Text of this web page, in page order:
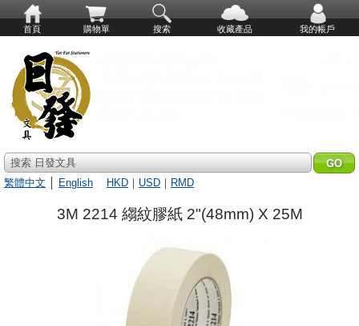
首頁 購物單 搜索 收藏產品 我的帳戶
搜索 日發文具
繁體中文
English HKD ｜ USD ｜ RMD
3M 2214 縐紋膠紙 2"(48mm) X 25M